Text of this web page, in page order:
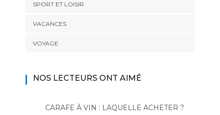
SPORT ET LOISIR
VACANCES
VOYAGE
NOS LECTEURS ONT AIMÉ
CARAFE À VIN : LAQUELLE ACHETER ?